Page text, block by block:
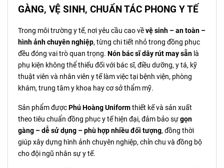
GÀNG, VỆ SINH, CHUẨN TÁC PHONG Y TẾ
Trong môi trường y tế, nơi yêu cầu cao vềvệ sinh – an toàn –
hình ảnh chuyên nghiệp, từng chi tiết nhỏ trong đồng phục
đều đóng vai trò quan trọng. Nón bác sĩ dây rút may sẵn là
phụ kiện không thể thiếu đối với bác sĩ, điều dưỡng, y tá, kỹ
thuật viên và nhân viên y tế làm việc tại bệnh viện, phòng
khám, trung tâm y khoa hay cơ sở thẩm mỹ.
Sản phẩm đượcPhú Hoàng Uniformthiết kế và sản xuất
theo tiêu chuẩn đồng phục y tế hiện đại, đảm bảo sựgọn
gàng – dễ sử dụng – phù hợp nhiều đối tượng, đồng thời
giúp xây dựng hình ảnh chuyên nghiệp, chỉn chu và đồng bộ
cho đội ngũ nhân sự y tế.